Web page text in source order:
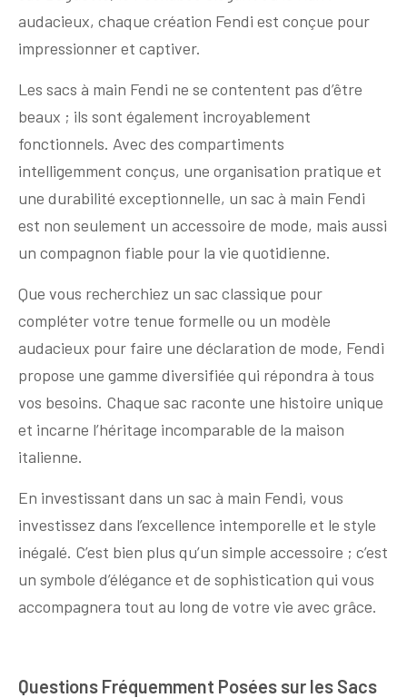
audacieux, chaque création Fendi est conçue pour
impressionner et captiver.
Les sacs à main Fendi ne se contentent pas d’être
beaux ; ils sont également incroyablement
fonctionnels. Avec des compartiments
intelligemment conçus, une organisation pratique et
une durabilité exceptionnelle, un sac à main Fendi
est non seulement un accessoire de mode, mais aussi
un compagnon fiable pour la vie quotidienne.
Que vous recherchiez un sac classique pour
compléter votre tenue formelle ou un modèle
audacieux pour faire une déclaration de mode, Fendi
propose une gamme diversifiée qui répondra à tous
vos besoins. Chaque sac raconte une histoire unique
et incarne l’héritage incomparable de la maison
italienne.
En investissant dans un sac à main Fendi, vous
investissez dans l’excellence intemporelle et le style
inégalé. C’est bien plus qu’un simple accessoire ; c’est
un symbole d’élégance et de sophistication qui vous
accompagnera tout au long de votre vie avec grâce.
Questions Fréquemment Posées sur les Sacs